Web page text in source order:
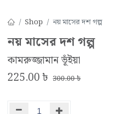
Shop নয় মাসের দশ গল্প
নয় মাসের দশ গল্প
কামরুজ্জামান ভূঁইয়া
225.00৳ 300.00৳